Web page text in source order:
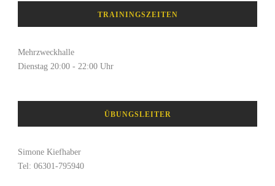
TRAININGSZEITEN
Mehrzweckhalle
Dienstag 20:00 - 22:00 Uhr
ÜBUNGSLEITER
Simone Kiefhaber
Tel: 06301-795940